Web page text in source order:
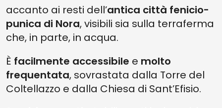
accanto ai resti dell’antica città fenicio-
punica di Nora, visibili sia sulla terraferma
che, in parte, in acqua.
È facilmente accessibile e molto
frequentata, sovrastata dalla Torre del
Coltellazzo e dalla Chiesa di Sant’Efisio.